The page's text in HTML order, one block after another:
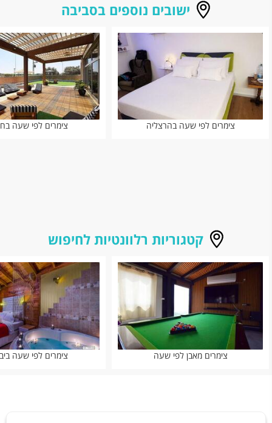
ישובים נוספים בסביבה
צימרים לפי שעה בהרצליה צימרים לפי שעה
קטגוריות רלוונטיות לחיפוש
צימרים מאבן לפי שעה צימרים לפי שעה